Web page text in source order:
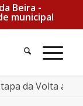
Beira -
municipal
Pesquisa
da Volta a